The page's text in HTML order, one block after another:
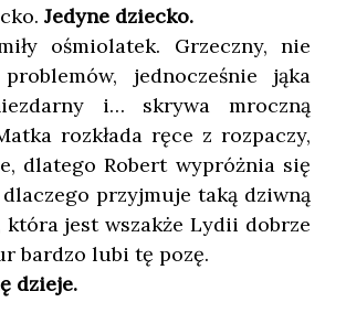
Jedyne dziecko.
ośmiolatek. Grzeczny, nie
jednocześnie jąka
i… skrywa mroczną
rozkłada ręce z rozpaczy,
dlatego Robert wypróżnia się
przyjmuje taką dziwną
która jest wszakże Lydii dobrze
bardzo lubi tę pozę.
dzieje.